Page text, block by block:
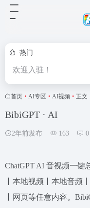
热门
欢迎入驻！
首页 • AI专区 • AI视频 • 正文
BibiGPT · AI
2年前发布 163 0
ChatGPT AI 音视频一键
丨本地视频丨本地音频
丨网页等任意内容。